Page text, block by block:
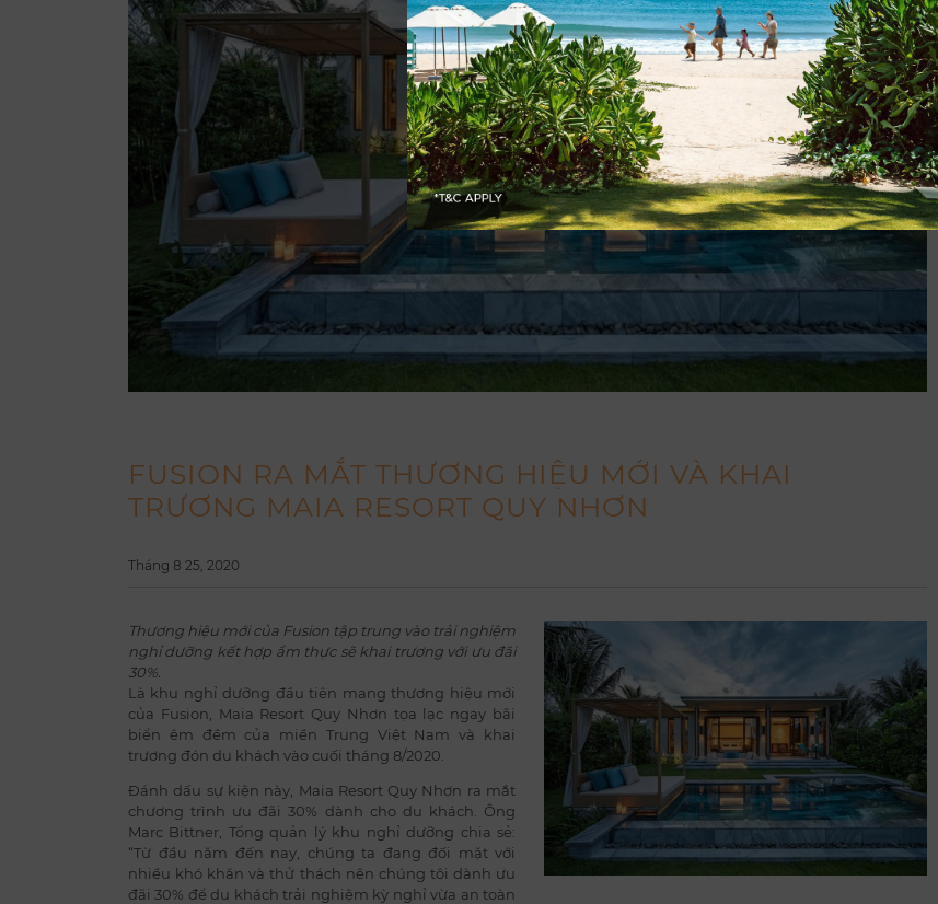
FUSION RA MẮT THƯƠNG HIỆU MỚI VÀ KHAI
TRƯƠNG MAIA RESORT QUY NHƠN
Tháng 8 25, 2020
Thương hiệu mới của Fusion tập trung vào trải nghiệm
nghỉ dưỡng kết hợp ẩm thực sẽ khai trương với ưu đãi
30%.
Là khu nghỉ dưỡng đầu tiên mang thương hiệu mới
của Fusion, Maia Resort Quy Nhơn tọa lạc ngay bãi
biển êm đềm của miền Trung Việt Nam và khai
trương đón du khách vào cuối tháng 8/2020.
Đánh dấu sự kiện này, Maia Resort Quy Nhơn ra mắt
chương trình ưu đãi 30% dành cho du khách. Ông
Marc Bittner, Tổng quản lý khu nghỉ dưỡng chia sẻ:
“Từ đầu năm đến nay, chúng ta đang đối mặt với
nhiều khó khăn và thử thách nên chúng tôi dành ưu
đãi 30% để du khách trải nghiệm kỳ nghỉ vừa an toàn